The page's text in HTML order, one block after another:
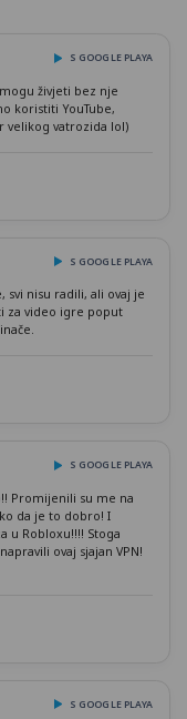
S GOOGLE PLAYA
živjeti bez nje
koristiti YouTube,
velikog vatrozida lol)
S GOOGLE PLAYA
svi nisu radili, ali ovaj je
za video igre poput
S GOOGLE PLAYA
Promijenili su me na
da je to dobro! I
u Robloxu!!!! Stoga
ovaj sjajan VPN!
S GOOGLE PLAYA